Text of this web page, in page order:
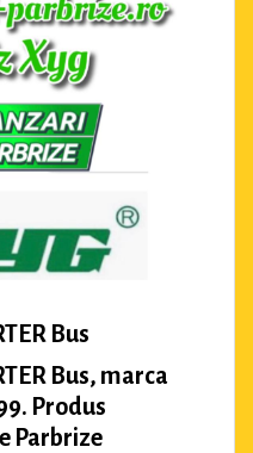
Bus
Bus, marca
Produs
Parbrize